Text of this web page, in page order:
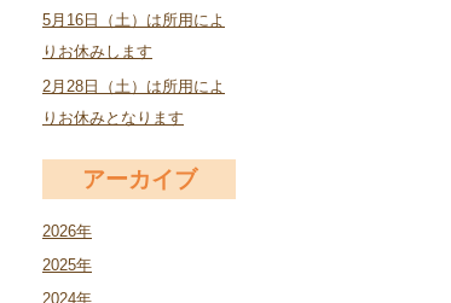
5月16日（土）は所用によ
りお休みします
2月28日（土）は所用によ
りお休みとなります
アーカイブ
2026年
2025年
2024年